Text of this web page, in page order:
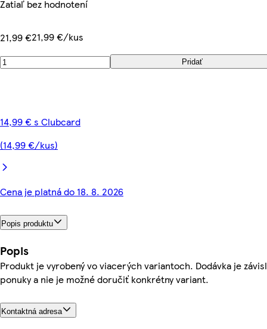
Zatiaľ bez hodnotení
21,99 €21,99 €/kus
Pridať
14,99 € s Clubcard
(14,99 €/kus)
Cena je platná do 18. 8. 2026
Popis produktu
Popis
Produkt je vyrobený vo viacerých variantoch. Dodávka je
ponuky a nie je možné doručiť konkrétny variant.
Kontaktná adresa